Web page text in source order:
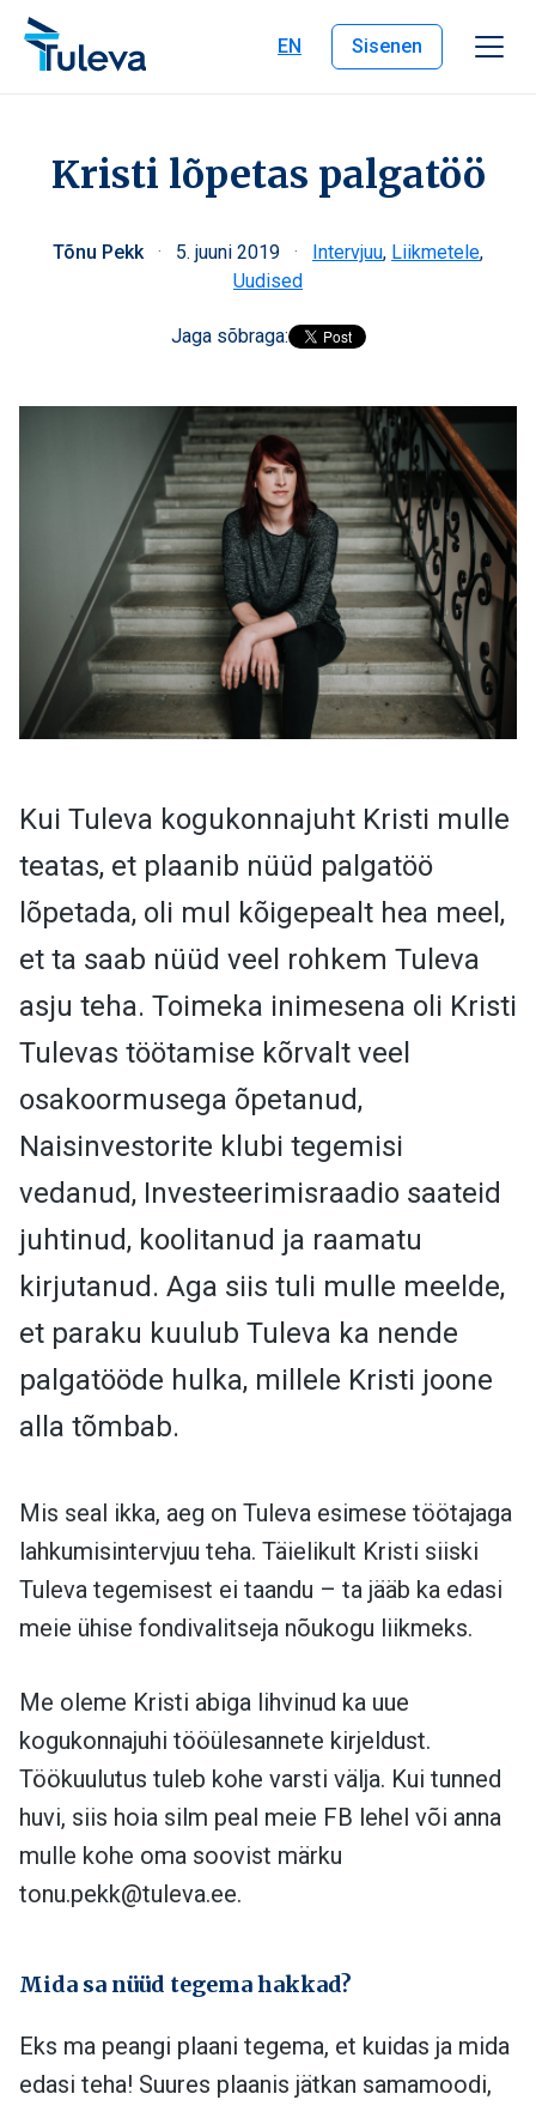
Liigu edasi sisu juurde
EN
Sisenen
Kristi lõpetas palgatöö
Tõnu Pekk · 5. juuni 2019 · Intervjuu, Liikmetele,
Uudised
Jaga sõbraga:
Kui Tuleva kogukonnajuht Kristi mulle
teatas, et plaanib nüüd palgatöö
lõpetada, oli mul kõigepealt hea meel,
et ta saab nüüd veel rohkem Tuleva
asju teha. Toimeka inimesena oli Kristi
Tulevas töötamise kõrvalt veel
osakoormusega õpetanud,
Naisinvestorite klubi tegemisi
vedanud, Investeerimisraadio saateid
juhtinud, koolitanud ja raamatu
kirjutanud. Aga siis tuli mulle meelde,
et paraku kuulub Tuleva ka nende
palgatööde hulka, millele Kristi joone
alla tõmbab.
Mis seal ikka, aeg on Tuleva esimese töötajaga
lahkumisintervjuu teha. Täielikult Kristi siiski
Tuleva tegemisest ei taandu – ta jääb ka edasi
meie ühise fondivalitseja nõukogu liikmeks.
Me oleme Kristi abiga lihvinud ka uue
kogukonnajuhi tööülesannete kirjeldust.
Töökuulutus tuleb kohe varsti välja. Kui tunned
huvi, siis hoia silm peal meie FB lehel või anna
mulle kohe oma soovist märku
tonu.pekk@tuleva.ee.
Mida sa nüüd tegema hakkad?
Eks ma peangi plaani tegema, et kuidas ja mida
edasi teha! Suures plaanis jätkan samamoodi,